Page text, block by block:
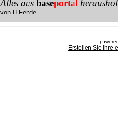
Alles aus baseportal
von H.Fehde
Erstellen Sie Ihre